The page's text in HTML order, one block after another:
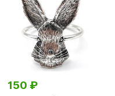
150 ₽